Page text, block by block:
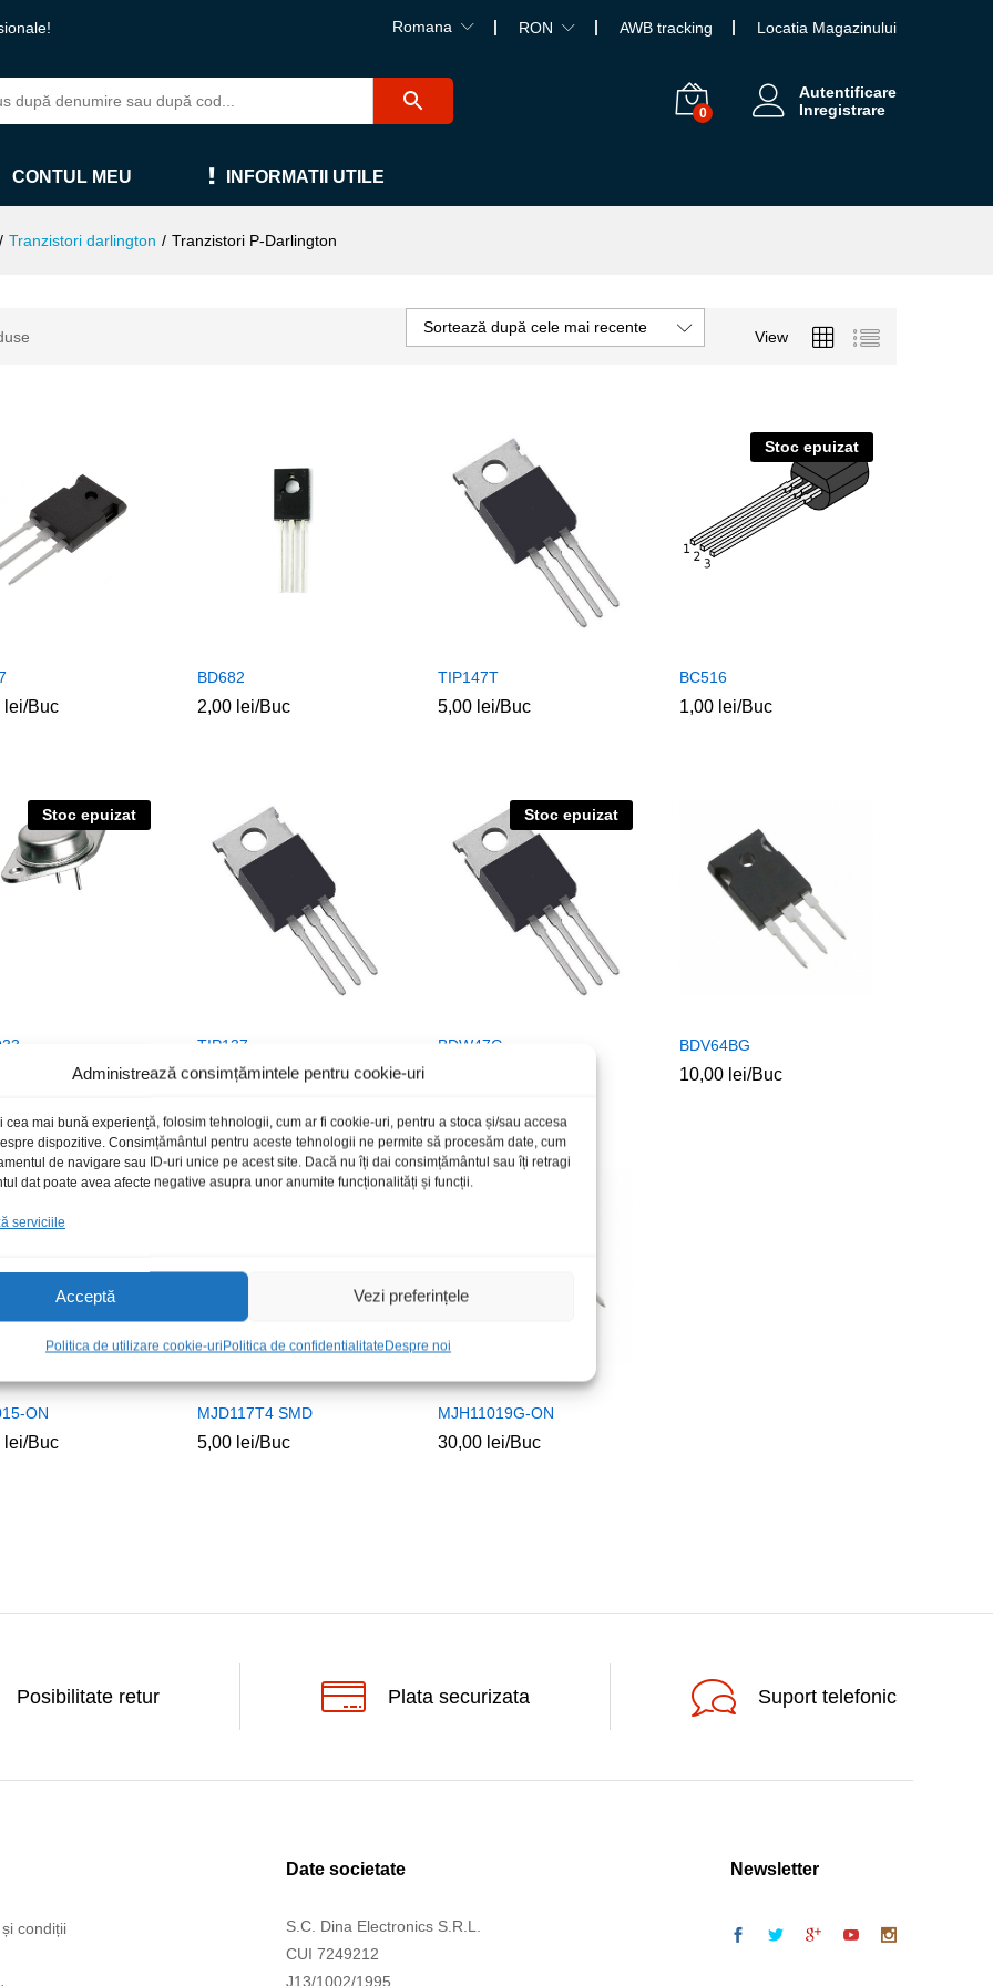
Administrează consimțămintele pentru cookie-uri
cea mai bună experiență, folosim tehnologii, cum ar fi cookie-uri, pentru a stoca și/sau accesa
dispozitive. Consimțământul pentru aceste tehnologii ne permite să procesăm date, cum
de navigare sau ID-uri unice pe acest site. Dacă nu îți dai consimțământul sau îți retragi
dat poate avea afecte negative asupra unor anumite funcționalități și funcții.
serviciile
Acceptă Vezi preferințele
Politica de utilizare cookie-uriPolitica de confidentialitateDespre noi
Romana RON AWB tracking Locatia Magazinului
0
Autentificare
Inregistrare
CONTUL MEU INFORMATII UTILE
/ Tranzistori darlington / Tranzistori P-Darlington
View
Sortează după cele mai recente
lei/Buc
lei
BD682
2,00 lei/Buc
2,00 lei
TIP147T
5,00 lei/Buc
5,00 lei
Stoc epuizat
BC516
1,00 lei/Buc
1,00 lei
Stoc epuizat
TIP137
6,00lei/Buc
6,00lei
Stoc epuizat
BDW47G BDV64BG
10,00 lei/Buc
10,00 lei
ON
lei/Buc
lei
Stoc epuizat
MJD117T4 SMD
5,00 lei/Buc
5,00 lei
MJH11019G-ON
30,00 lei/Buc
30,00 lei
Posibilitate retur Plata securizata Suport telefonic
condiții
Date societate
S.C. Dina Electronics S.R.L.
CUI 7249212
J13/1002/1995
Newsletter